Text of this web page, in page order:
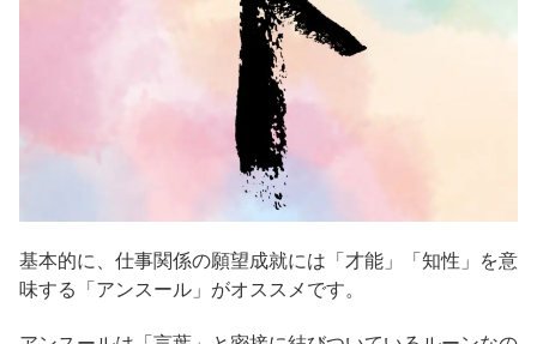
基本的に、仕事関係の願望成就には「才能」「知性」を意
味する「アンスール」がオススメです。